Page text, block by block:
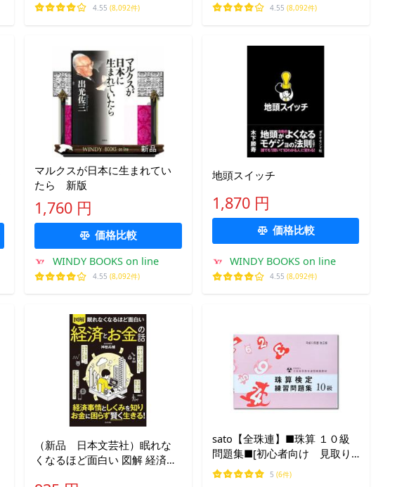
4.55 (8,092件) 4.55 (8,092件)
マルクスが日本に生まれてい
たら 新版
1,760 円
価格比較
WINDY BOOKS on line
4.55 (8,092件)
地頭スイッチ
1,870 円
価格比較
WINDY BOOKS on line
4.55 (8,092件)
（新品 日本文芸社）眠れな
くなるほど面白い 図解 経済と
sato【全珠連】■珠算 １０級
問題集■[初心者向け 見取り
算の基礎 10の分解・5の分
解・10と5の分解を合わせて使
5 (6件)